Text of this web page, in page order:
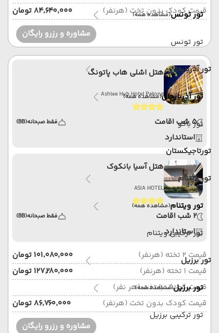
تور تونس(مشاهده همه)
تور تونس
تور آذربایجان
تور آذربایجان(مشاهده همه)
تور باکو
تورتاجیکستان
تور ویتنام
تور ویتنام(مشاهده همه)
تور ترکیبی ویتنام
تور برزیل
تور برزیل(مشاهده همه)
تور ترکیبی برزیل
قیمت کودک بدون تخت (هرنفر)
۸۴٬۶۴۰٬۰۰۰ تومان
مشاوره و رزرو رایگان
هتل اشلی هاب پاتونگ
Ashlee Hub Hotel Patong
5 شب اقامت فقط صبحانه(BB)
استاندارد
هتل آسیا بانکوک
ASIA HOTEL
2 شب اقامت فقط صبحانه(BB)
استاندارد
قیمت 2 تخته (هرنفر)
۱۰۱٬۰۸۰٬۰۰۰ تومان
قیمت 1 تخته (هرنفر)
۱۲۷٬۲۸۰٬۰۰۰ تومان
قیمت کودک با تخت (هر نفر)
قیمت کودک بدون تخت (هرنفر)
۸۶٬۷۶۰٬۰۰۰ تومان
مشاوره و رزرو رایگان